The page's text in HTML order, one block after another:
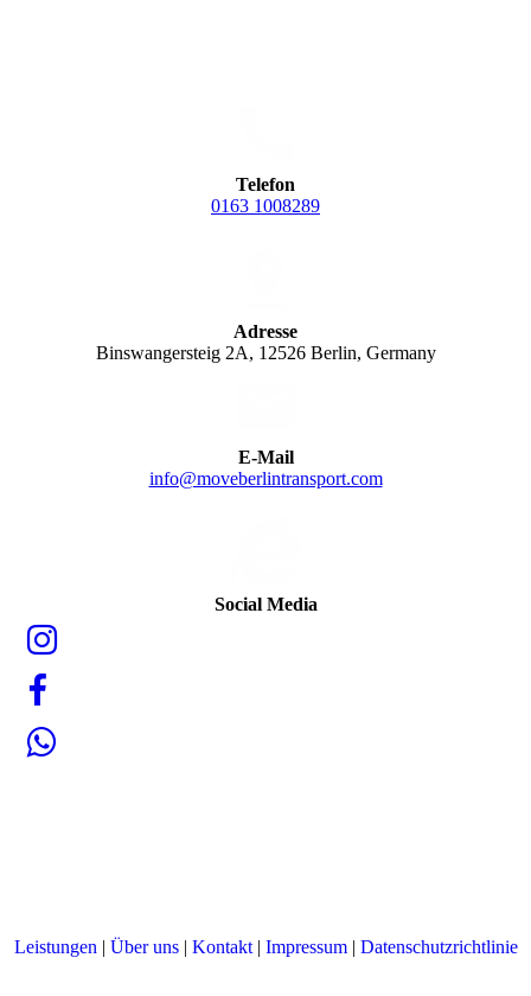
Telefon
0163 1008289
Adresse
Binswangersteig 2A, 12526 Berlin, Germany
E-Mail
info@moveberlintransport.com
Social Media
Leistungen | Über uns| Kontakt| Impressum| Datenschutzrichtlinie